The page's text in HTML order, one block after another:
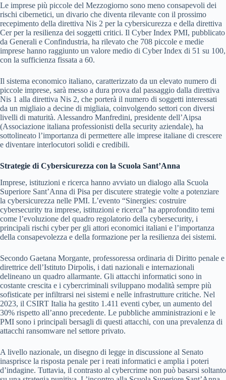
Le imprese più piccole del Mezzogiorno sono meno consapevoli dei
rischi cibernetici, un divario che diventa rilevante con il prossimo
recepimento della direttiva Nis 2 per la cybersicurezza e della direttiva
Cer per la resilienza dei soggetti critici. Il Cyber Index PMI, pubblicato
da Generali e Confindustria, ha rilevato che 708 piccole e medie
imprese hanno raggiunto un valore medio di Cyber Index di 51 su 100,
con la sufficienza fissata a 60.
Il sistema economico italiano, caratterizzato da un elevato numero di
piccole imprese, sarà messo a dura prova dal passaggio dalla direttiva
Nis 1 alla direttiva Nis 2, che porterà il numero di soggetti interessati
da un migliaio a decine di migliaia, coinvolgendo settori con diversi
livelli di maturità. Alessandro Manfredini, presidente dell’Aipsa
(Associazione italiana professionisti della security aziendale), ha
sottolineato l’importanza di permettere alle imprese italiane di crescere
e diventare interlocutori solidi e credibili.
Strategie di Cybersicurezza con la Scuola Sant’Anna
Imprese, istituzioni e ricerca hanno avviato un dialogo alla Scuola
Superiore Sant’Anna di Pisa per discutere strategie volte a potenziare
la cybersicurezza nelle PMI. L’evento “Sinergies: costruire
cybersecurity tra imprese, istituzioni e ricerca” ha approfondito temi
come l’evoluzione del quadro regolatorio della cybersecurity, i
principali rischi cyber per gli attori economici italiani e l’importanza
della consapevolezza e della formazione per la resilienza dei sistemi.
Secondo Gaetana Morgante, professoressa ordinaria di Diritto penale e
direttrice dell’Istituto Dirpolis, i dati nazionali e internazionali
delineano un quadro allarmante. Gli attacchi informatici sono in
costante crescita e i cybercriminali sviluppano modalità sempre più
sofisticate per infiltrarsi nei sistemi e nelle infrastrutture critiche. Nel
2023, il CSIRT Italia ha gestito 1.411 eventi cyber, un aumento del
30% rispetto all’anno precedente. Le pubbliche amministrazioni e le
PMI sono i principali bersagli di questi attacchi, con una prevalenza di
attacchi ransomware nel settore privato.
A livello nazionale, un disegno di legge in discussione al Senato
inasprisce la risposta penale per i reati informatici e amplia i poteri
d’indagine. Tuttavia, il contrasto al cybercrime non può basarsi soltanto